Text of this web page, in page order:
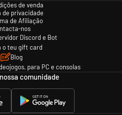
de venda
de privacidade
de Afiliação
nos
Discord e Bot
o teu gift card
Blog
para PC e consolas
comunidade